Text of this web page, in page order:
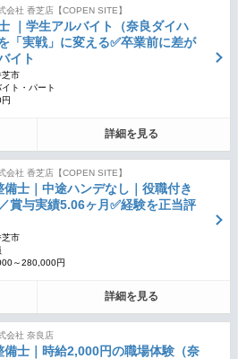
会社 香芝店【COPEN SITE】
｜学生アルバイト（奈良ダイハ
「実戦」に変える✅卒業前に差が
イト
芝市
イト・パート
詳細を見る
会社 香芝店【COPEN SITE】
備士｜中途ハンデなし｜役職付き
賞与実績5.06ヶ月✅経験を正当評
芝市
～280,000円
詳細を見る
会社 奈良店
備士｜時給2,000円の職場体験（奈